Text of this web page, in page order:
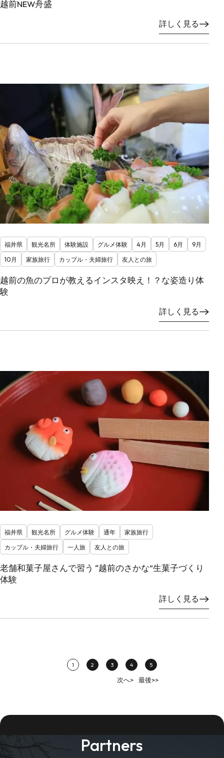
越前NEW舟盛
詳しく見る
福井県 観光名所 体験施設 グルメ体験 4月 5月 6月
9月
10月
家族旅行 カップル・夫婦旅行 友人との旅
越前の魚のプロが教えるインスタ映え！？な姿造り体
験
詳しく見る
福井県 観光名所 グルメ体験 通年
家族旅行
カップル・夫婦旅行
一人旅 友人との旅
老舗和菓子屋さんで習う “越前のさかな”生菓子づくり
体験
詳しく見る
1 2 3 4 5
次へ> 最後>>
Partners